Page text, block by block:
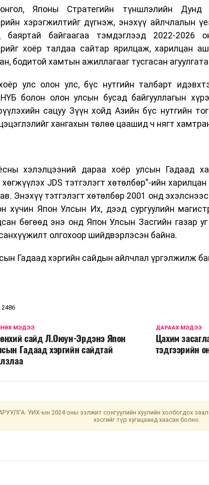
Японы Стратегийн түншлэлийн Дунд
хэрэгжилтийг дүгнэж, энэхүү айлчлалын
баяртай байгаагаа тэмдэглээд 2022-2026
хоёр талдаа сайтар ярилцаж, харилцан
бодитой хамтын ажиллагааг тусгасан
улс олон улс, бүс нутгийн талбарт
болон олон улсын бусад байгууллагын
сацуу Зүүн хойд Азийн бүс нутгийн
хангахын төлөө цаашид ч нягт
хэлэлцээний дараа хоёр улсын Гадаад
хөгжүүлэх JDS тэтгэлэгт хөтөлбөр”-ийн
Энэхүү тэтгэлэгт хөтөлбөр 2001 онд
хүчин Япон Улсын Их, дээд сургуулийн
бөгөөд энэ онд Япон Улсын Засгийн газар
олгохоор шийдвэрлэсэн байна.
Гадаад хэргийн сайдын айлчлал үргэлжилж
2486
ДАРААХ МЭДЭЭ
Цахим
тэдгээрийн
МЭДЭЭ
сайд Л.Оюун-Эрдэнэ Япон
Гадаад хэргийн сайдтай
УИХ-ын 2024 оны ээлжит сонгуулийн хуулийн холбогдох
хэсгийг түр хугацаанд хаасан болно.